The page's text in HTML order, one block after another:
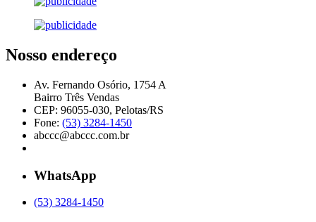
Nosso endereço
Av. Fernando Osório, 1754 A
Bairro Três Vendas
CEP: 96055-030, Pelotas/RS
Fone: (53) 3284-1450
abccc@abccc.com.br
WhatsApp
(53) 3284-1450